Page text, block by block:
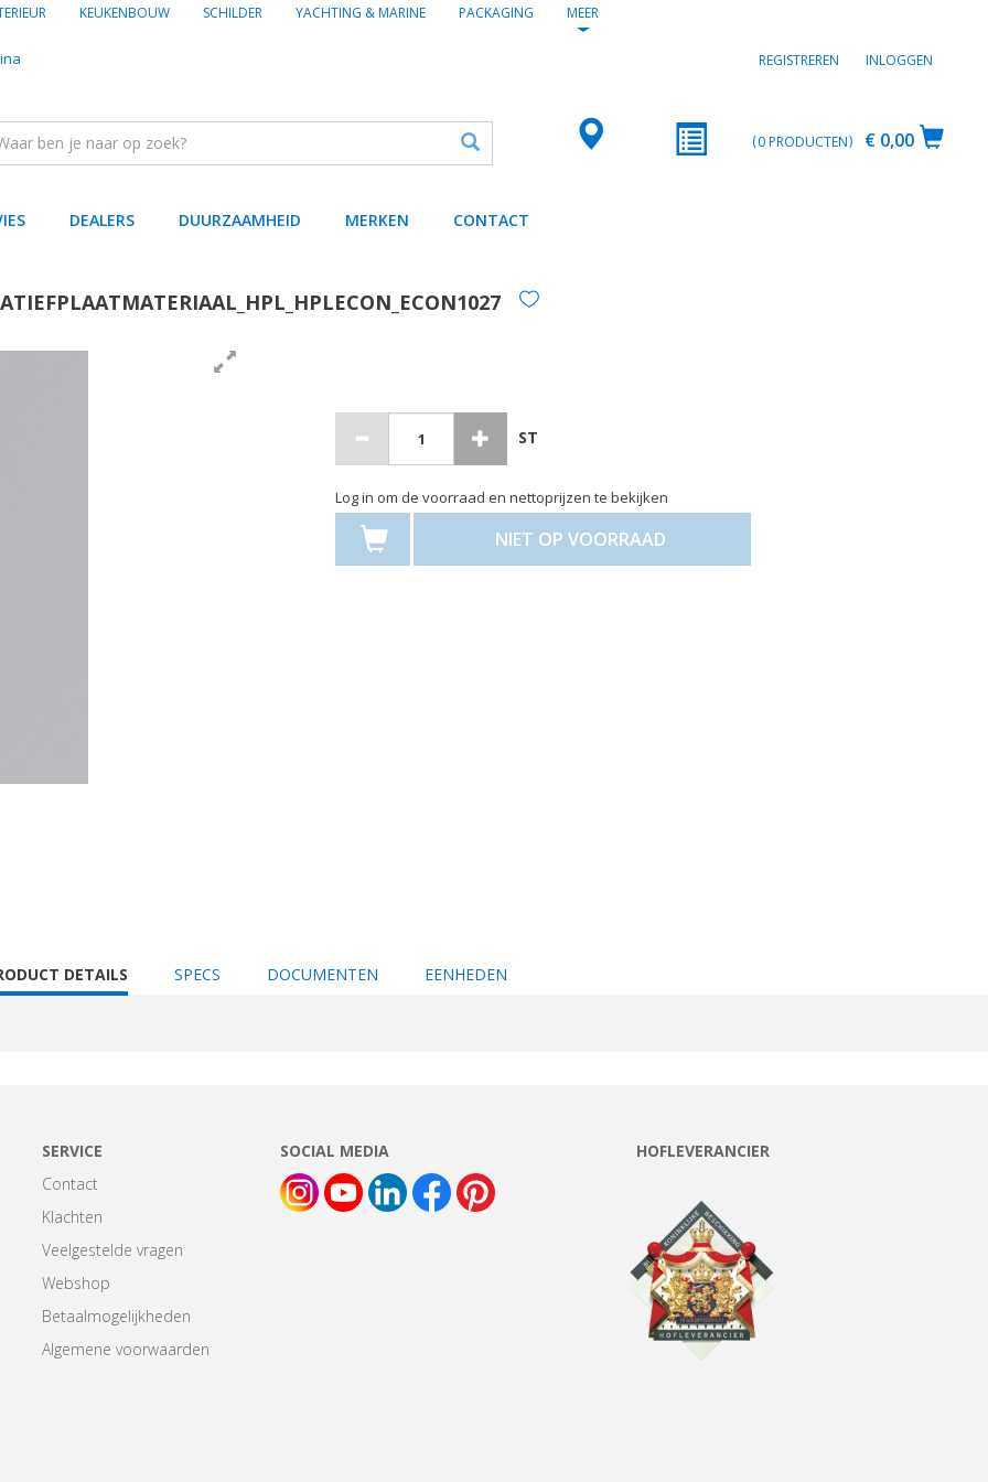
KEUKENBOUW SCHILDER YACHTING & MARINE PACKAGING MEER
REGISTREREN INLOGGEN
€ 0,00
0PRODUCTEN
DEALERS DUURZAAMHEID MERKEN CONTACT
ST
Log in om de voorraad en nettoprijzen te bekijken
NIET OP VOORRAAD
DETAILS SPECS DOCUMENTEN EENHEDEN
SERVICE
Contact
Klachten
Veelgestelde vragen
Webshop
Betaalmogelijkheden
Algemene voorwaarden
SOCIAL MEDIA HOFLEVERANCIER